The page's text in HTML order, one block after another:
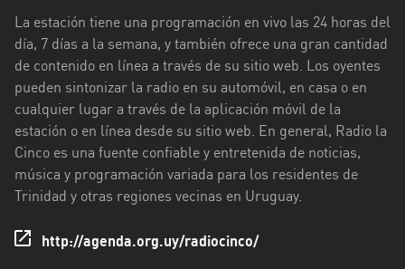
Tacuarembó
Treinta
Tres
La estación tiene una programación en vivo las 24 horas del
día, 7 días a la semana, y también ofrece una gran cantidad
de contenido en línea a través de su sitio web. Los oyentes
pueden sintonizar la radio en su automóvil, en casa o en
cualquier lugar a través de la aplicación móvil de la
estación o en línea desde su sitio web. En general, Radio la
Cinco es una fuente confiable y entretenida de noticias,
música y programación variada para los residentes de
Trinidad y otras regiones vecinas en Uruguay.
http://agenda.org.uy/radiocinco/